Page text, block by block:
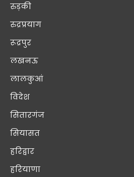
रुड़की
रुद्रप्रयाग
रूद्रपुर
लखनऊ
लालकुआं
विदेश
सितारगंज
सियासत
हरिद्वार
हरियाणा